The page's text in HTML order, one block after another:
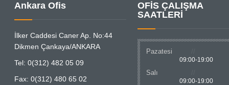
Ankara Ofis
İlker Caddesi Caner Ap. No:44
Dikmen Çankaya/ANKARA
Tel: 0(312) 482 05 09
Fax: 0(312) 480 65 02
OFİS ÇALIŞMA
SAATLERİ
Pazatesi
09:00-19:00
Salı
09:00-19:00